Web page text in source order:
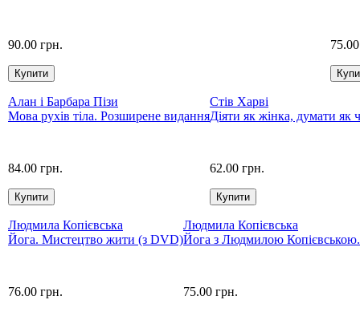
90.00 грн.
Алан і Барбара Пізи
Мова рухів тіла. Розширене видання
84.00 грн.
Стів Харві
Діяти як жінка, думати як
62.00 грн.
Людмила Копієвська
Йога. Мистецтво жити (з DVD)
76.00 грн.
Людмила Копієвська
Йога з Людмилою
75.00 грн.